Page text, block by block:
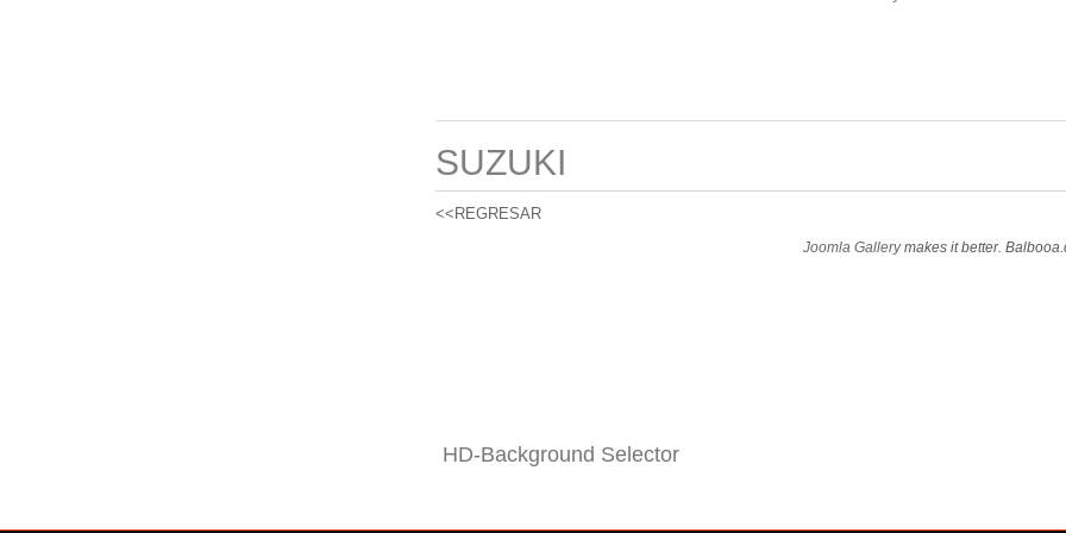
SUZUKI
<<REGRESAR
Joomla Gallerymakes it better.
HD-Background Selector